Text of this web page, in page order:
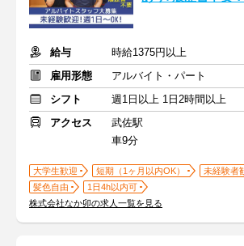
給与
時給1375円以上
雇用形態
アルバイト・パート
シフト
週1日以上 1日2時間以上
アクセス
武佐駅
車9分
大学生歓迎 短期（1ヶ月以内OK）
未経験者
髪色自由
1日4h以内可
株式会社なか卯の求人一覧を見る